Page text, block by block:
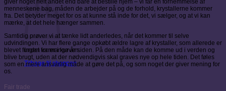
Ingen varer i kurven.
Tilbage til shoppen
menneskene bag, måden de arbejder på og de forhold, krystallerne kommer
fra. Det betyder meget for os at kunne stå inde for det, vi sælger, og at vi kan
mærke, at det hele hænger sammen.
Samtidig prøver vi at tænke lidt anderledes, når det kommer til selve
udvindingen. Vi har flere gange opkøbt ældre lagre af krystaller, som allerede er
blevet fundet for mange år siden. På den måde kan de komme ud i verden og
blive brugt, uden at der nødvendigvis skal graves nye op hele tiden. Det føles
som en mere ansvarlig måde at gøre det på, og som noget der giver mening for
os.
Fair trade